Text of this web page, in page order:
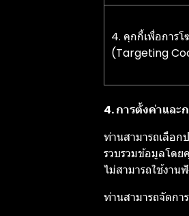
4. คุกกี้เพื่อการ
(Targeting
4. การตั้งค่าและ
ท่านสามารถเลือก
รวบรวมข้อมูลโดย
ไม่สามารถใช้งาน
ท่านสามารถจัดกา